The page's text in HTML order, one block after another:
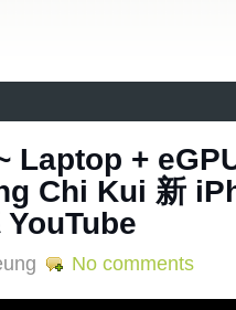
Laptop +
Chi Kui 新
No comments